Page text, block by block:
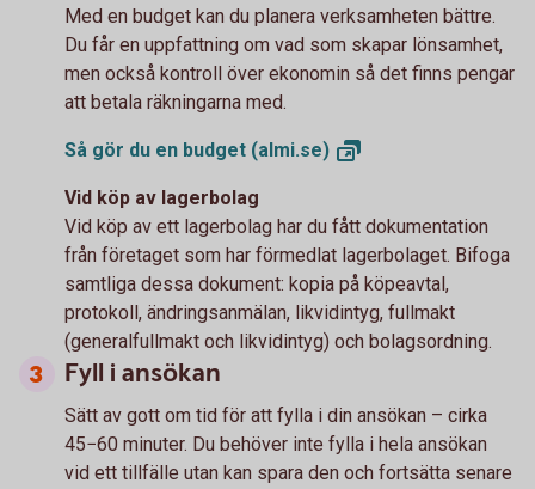
Med en budget kan du planera verksamheten bättre.
Du får en uppfattning om vad som skapar lönsamhet,
men också kontroll över ekonomin så det finns pengar
att betala räkningarna med.
Så gör du en budget (almi.se)
Vid köp av lagerbolag
Vid köp av ett lagerbolag har du fått dokumentation
från företaget som har förmedlat lagerbolaget. Bifoga
samtliga dessa dokument: kopia på köpeavtal,
protokoll, ändringsanmälan, likvidintyg, fullmakt
(generalfullmakt och likvidintyg) och bolagsordning.
Fyll i ansökan
Sätt av gott om tid för att fylla i din ansökan – cirka
45−60 minuter. Du behöver inte fylla i hela ansökan
vid ett tillfälle utan kan spara den och fortsätta senare